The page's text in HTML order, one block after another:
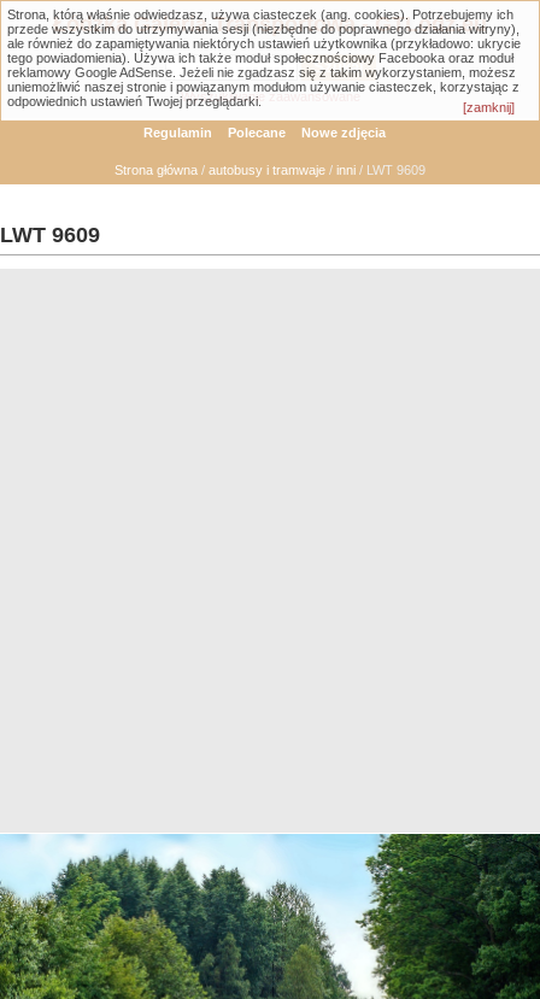
Łódzka Galeria Transportowa - GTLodz.eu
Wyszukiwanie zaawansowane
Regulamin Polecane Nowe zdjęcia
Strona główna / autobusy i tramwaje / inni / LWT 9609
LWT 9609
Strona, którą właśnie odwiedzasz, używa ciasteczek (ang. cookies). Potrzebujemy ich
przede wszystkim do utrzymywania sesji (niezbędne do poprawnego działania witryny),
ale również do zapamiętywania niektórych ustawień użytkownika (przykładowo: ukrycie
tego powiadomienia). Używa ich także moduł społecznościowy Facebooka oraz moduł
reklamowy Google AdSense. Jeżeli nie zgadzasz się z takim wykorzystaniem, możesz
uniemożliwić naszej stronie i powiązanym modułom używanie ciasteczek, korzystając z
odpowiednich ustawień Twojej przeglądarki.
[zamknij]